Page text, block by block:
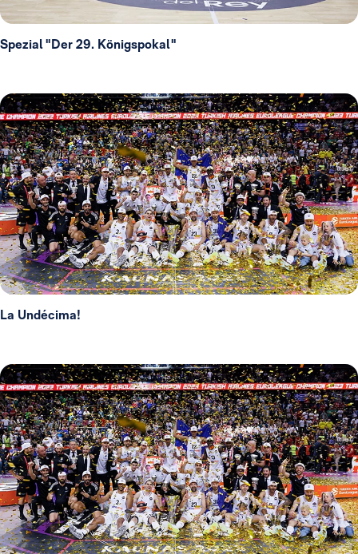
Spezial "Der 29. Königspokal"
La Undécima!